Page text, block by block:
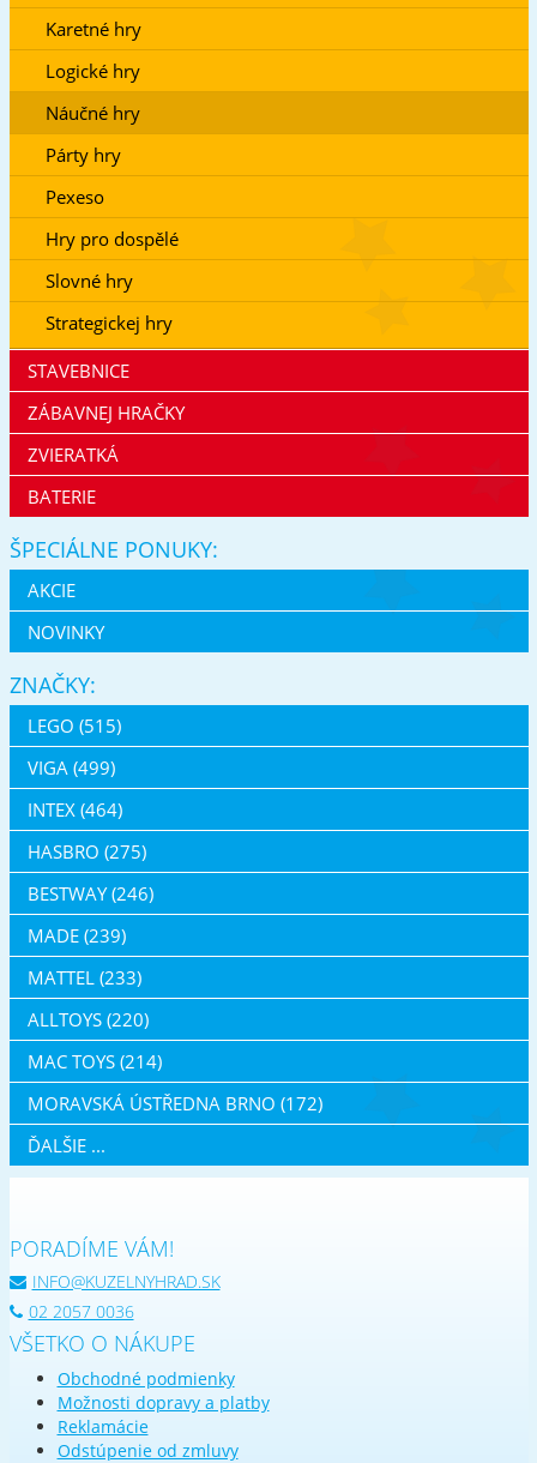
Karetné hry
Logické hry
Náučné hry
Párty hry
Pexeso
Hry pro dospělé
Slovné hry
Strategickej hry
STAVEBNICE
ZÁBAVNEJ HRAČKY
ZVIERATKÁ
BATERIE
ŠPECIÁLNE PONUKY:
AKCIE
NOVINKY
ZNAČKY:
LEGO (515)
VIGA (499)
INTEX (464)
HASBRO (275)
BESTWAY (246)
MADE (239)
MATTEL (233)
ALLTOYS (220)
MAC TOYS (214)
MORAVSKÁ ÚSTŘEDNA BRNO (172)
ĎALŠIE ...
PORADÍME VÁM!
INFO@KUZELNYHRAD.SK
02 2057 0036
VŠETKO O NÁKUPE
Obchodné podmienky
Možnosti dopravy a platby
Reklamácie
Odstúpenie od zmluvy